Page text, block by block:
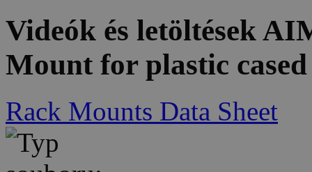
Videók és letöltések
Mount for plastic
Rack Mounts Data Sheet